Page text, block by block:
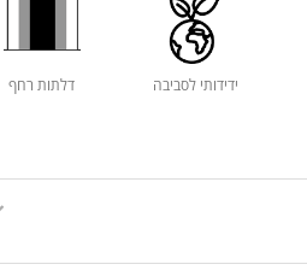
ידידותי לסביבה דלתות רחף